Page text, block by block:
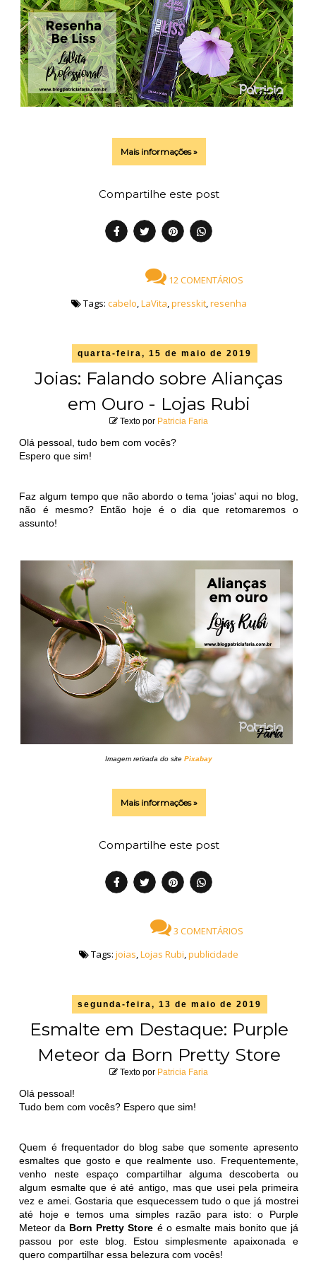
Mais informações »
Compartilhe este post
12 COMENTÁRIOS
Tags: cabelo,LaVita,presskit,resenha
quarta-feira, 15 de maio de 2019
Joias: Falando sobre Alianças
em Ouro - Lojas Rubi
Texto por Patricia Faria
Olá pessoal, tudo bem com vocês?
Espero que sim!
Faz algum tempo que não abordo o tema 'joias' aqui no blog,
não é mesmo? Então hoje é o dia que retomaremos o
assunto!
Imagem retirada do site Pixabay
Mais informações »
Compartilhe este post
3 COMENTÁRIOS
Tags: joias,Lojas Rubi,publicidade
segunda-feira, 13 de maio de 2019
Esmalte em Destaque: Purple
Meteor da Born Pretty Store
Texto por Patricia Faria
Olá pessoal!
Tudo bem com vocês? Espero que sim!
Quem é frequentador do blog sabe que somente apresento
esmaltes que gosto e que realmente uso. Frequentemente,
venho neste espaço compartilhar alguma descoberta ou
algum esmalte que é até antigo, mas que usei pela primeira
vez e amei. Gostaria que esquecessem tudo o que já mostrei
até hoje e temos uma simples razão para isto: o Purple
Meteor da Born Pretty Store é o esmalte mais bonito que já
passou por este blog. Estou simplesmente apaixonada e
quero compartilhar essa belezura com vocês!